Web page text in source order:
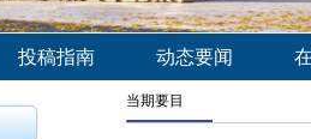
投稿指南 动态要闻
当期要目